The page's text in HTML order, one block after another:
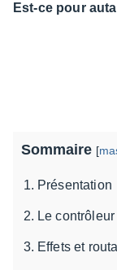
Est-ce pour
Sommaire [
Présentation
Le contrôleur
Effets et